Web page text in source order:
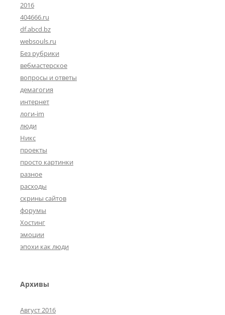
2016
404666.ru
df.abcd.bz
websouls.ru
Без рубрики
вебмастерское
вопросы и ответы
демагогия
интернет
логи-im
люди
Никс
проекты
просто картинки
разное
расходы
скрины сайтов
форумы
Хостинг
эмоции
эпохи как люди
Архивы
Август 2016